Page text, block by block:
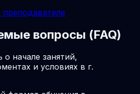
преподавателе
вопросы (FAQ)
о начале занятий,
и условиях в г.